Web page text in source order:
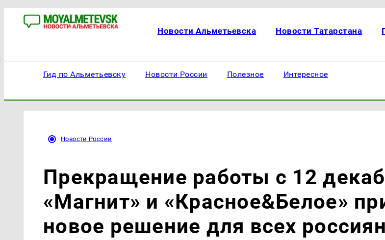
Новости Альметьевска Новости Татарстана
Гид по Альметьевску Новости России Полезное Интересное
Новости России
Прекращение работы с 12
«Магнит» и «Красное&Белое»
новое решение для всех россиян